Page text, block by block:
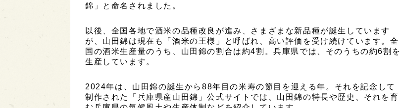
錦」と命名されました。
以後、全国各地で酒米の品種改良が進み、さまざまな新品種が誕生しています
が、山田錦は現在も「酒米の王様」と呼ばれ、高い評価を受け続けています。全
国の酒米生産量のうち、山田錦の割合は約4割。兵庫県では、そのうちの約6割を
生産しています。
2024年は、山田錦の誕生から88年目の米寿の節目を迎える年。それを記念して
制作された「兵庫県産山田錦」公式サイトでは、山田錦の特長や歴史、それを育